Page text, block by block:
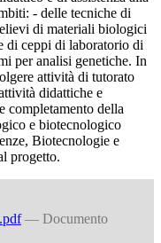
- delle tecniche di
di materiali biologici
di ceppi di laboratorio di
per analisi genetiche. In
attività di tutorato
didattiche e
completamento della
e biotecnologico
Biotecnologie e
progetto.
— Documento